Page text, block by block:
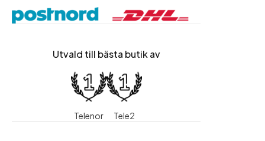
Utvald till bästa butik av
Telenor Tele2